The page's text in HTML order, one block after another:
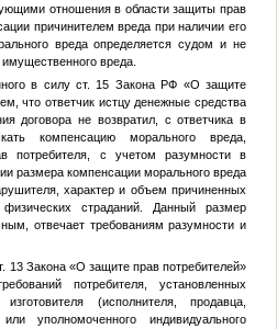
отношения в области защиты прав
причинителем вреда при наличии его
вреда определяется судом и не
вреда.
в силу ст. 15 Закона РФ «О защите
что ответчик истцу денежные средства
договора не возвратил, с ответчика в
компенсацию морального вреда,
потребителя, с учетом разумности в
размера компенсации морального вреда
характер и объем причиненных
страданий. Данный размер
отвечает требованиям разумности и
13 Закона «О защите прав потребителей»
потребителя, установленных
(исполнителя, продавца,
уполномоченного индивидуального